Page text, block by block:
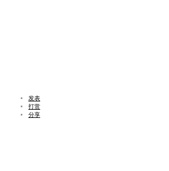
发表
打赏
分享